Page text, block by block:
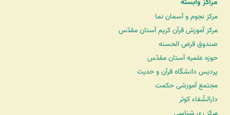
مراکز وابسته
مرکز نجوم و آسمان نما
مرکز آموزش قرآن کریم آستان مقدّس
صندوق قرض الحسنه
حوزه علمیه آستان مقدّس
پردیس دانشگاه قرآن و حدیث
مجتمع آموزشی حکمت
دارالشّفاء کوثر